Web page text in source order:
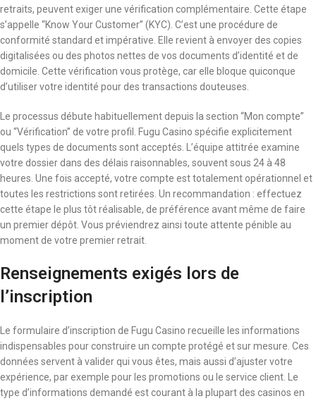
retraits, peuvent exiger une vérification complémentaire. Cette étape
s’appelle “Know Your Customer” (KYC). C’est une procédure de
conformité standard et impérative. Elle revient à envoyer des copies
digitalisées ou des photos nettes de vos documents d’identité et de
domicile. Cette vérification vous protège, car elle bloque quiconque
d’utiliser votre identité pour des transactions douteuses.
Le processus débute habituellement depuis la section “Mon compte”
ou “Vérification” de votre profil. Fugu Casino spécifie explicitement
quels types de documents sont acceptés. L’équipe attitrée examine
votre dossier dans des délais raisonnables, souvent sous 24 à 48
heures. Une fois accepté, votre compte est totalement opérationnel et
toutes les restrictions sont retirées. Un recommandation : effectuez
cette étape le plus tôt réalisable, de préférence avant même de faire
un premier dépôt. Vous préviendrez ainsi toute attente pénible au
moment de votre premier retrait.
Renseignements exigés lors de
l’inscription
Le formulaire d’inscription de Fugu Casino recueille les informations
indispensables pour construire un compte protégé et sur mesure. Ces
données servent à valider qui vous êtes, mais aussi d’ajuster votre
expérience, par exemple pour les promotions ou le service client. Le
type d’informations demandé est courant à la plupart des casinos en